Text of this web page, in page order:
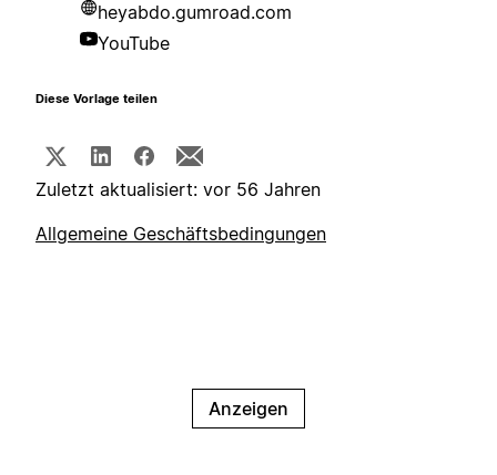
heyabdo.gumroad.com
YouTube
Diese Vorlage teilen
Zuletzt aktualisiert: vor 56 Jahren
Allgemeine Geschäftsbedingungen
Anzeigen